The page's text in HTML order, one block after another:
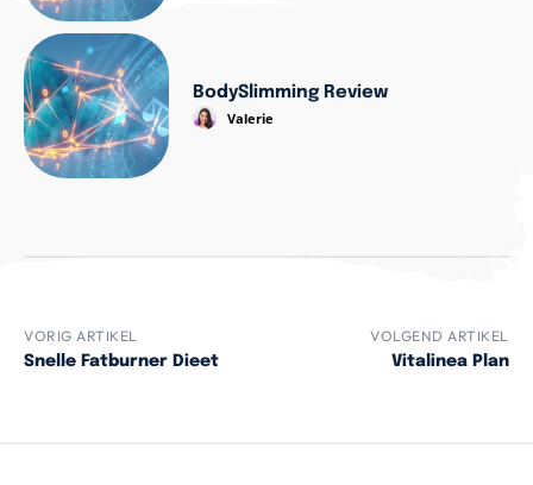
BodySlimming Review
Valerie
VORIG ARTIKEL
Snelle Fatburner Dieet
VOLGEND ARTIKEL
Vitalinea Plan